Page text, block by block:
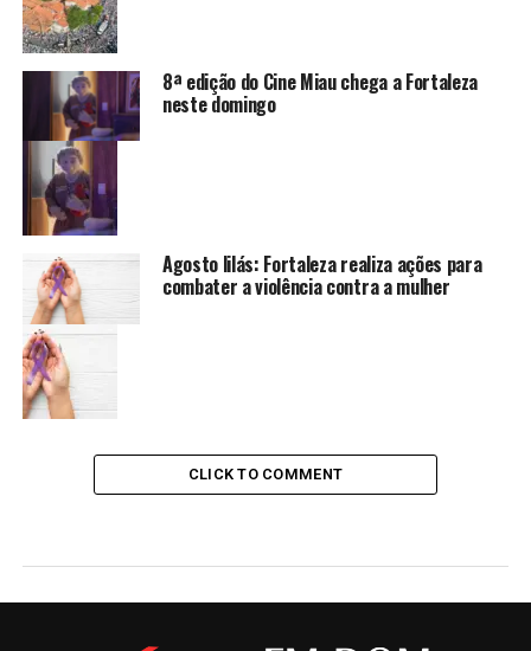
8ª edição do Cine Miau chega a Fortaleza
neste domingo
Agosto lilás: Fortaleza realiza ações para
combater a violência contra a mulher
CLICK TO COMMENT